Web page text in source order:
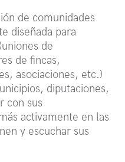
de comunidades
diseñada para
de
de fincas,
asociaciones, etc.)
diputaciones,
con sus
activamente en las
y escuchar sus